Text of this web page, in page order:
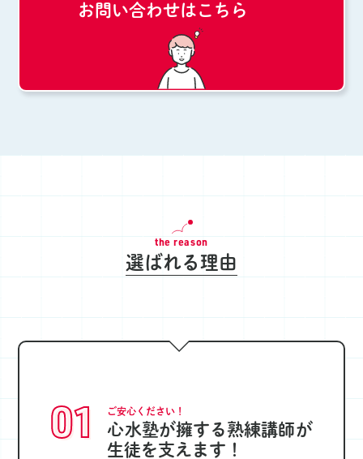
お問い合わせはこちら
the reason
選ばれる理由
01 ご安心ください！
心水塾が擁する熟練講師が
生徒を支えます！